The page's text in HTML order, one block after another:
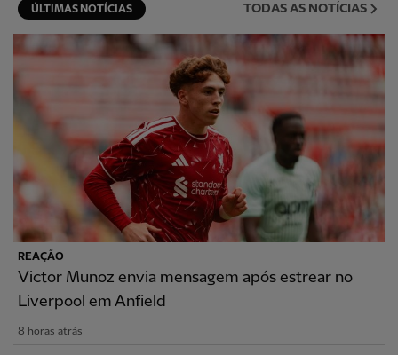
ÚLTIMAS NOTÍCIAS TODAS AS NOTÍCIAS
REAÇÃO
Victor Munoz envia mensagem após estrear no
Liverpool em Anfield
8 horas atrás